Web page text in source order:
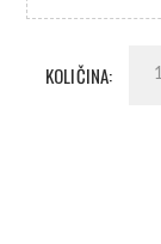
KOLIČINA: